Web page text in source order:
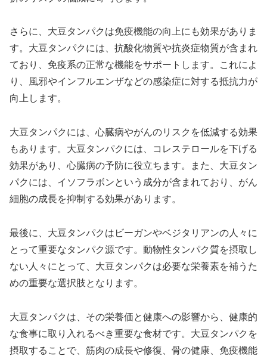
さらに、大豆タンパクは免疫機能の向上にも効果がありま
す。大豆タンパクには、抗酸化物質や抗炎症物質が含まれ
ており、免疫系の正常な機能をサポートします。これによ
り、風邪やインフルエンザなどの感染症に対する抵抗力が
向上します。
大豆タンパクには、心臓病やがんのリスクを低減する効果
もあります。大豆タンパクには、コレステロールを下げる
効果があり、心臓病の予防に役立ちます。また、大豆タン
パクには、イソフラボンという成分が含まれており、がん
細胞の成長を抑制する効果があります。
最後に、大豆タンパクはビーガンやベジタリアンの人々に
とって重要なタンパク源です。動物性タンパク質を摂取し
ない人々にとって、大豆タンパクは必要な栄養素を補うた
めの重要な選択肢となります。
大豆タンパクは、その栄養価と健康への影響から、健康的
な食事に取り入れるべき重要な食材です。大豆タンパクを
摂取することで、筋肉の成長や修復、骨の健康、免疫機能